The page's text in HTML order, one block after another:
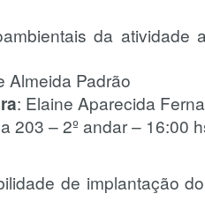
da atividade
Almeida Padrão
: Elaine Aparecida
203 – 2º andar – 16:00
de implantação